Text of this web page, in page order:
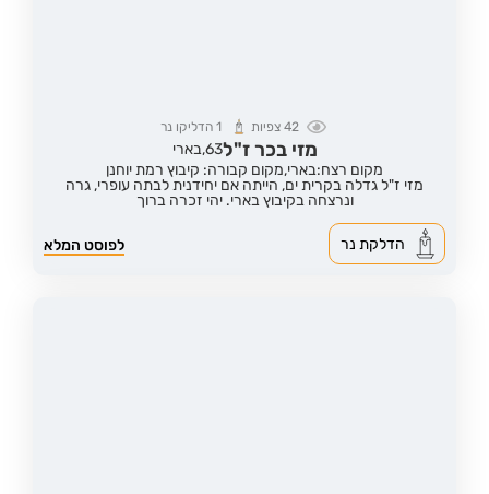
42צפיות 1 הדליקו נר
מזי בכר ז"ל63,בארי
מקום רצח:בארי,מקום קבורה: קיבוץ רמת יוחנן
מזי ז"ל גדלה בקרית ים, הייתה אם יחידנית לבתה עופרי, גרה
ונרצחה בקיבוץ בארי. יהי זכרה ברוך
לפוסט המלא הדלקת נר